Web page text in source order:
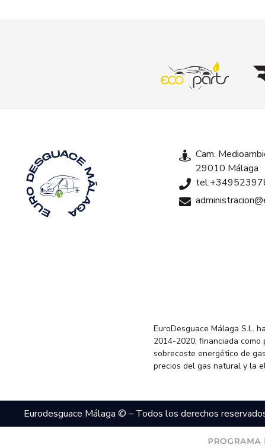
Cam.
29010 Málaga
EuroDesguace Málaga S.L.
2014-2020, financiada
sobrecoste energético de
precios del gas natural y la
Eurodesguace Málaga © – Todos los derechos